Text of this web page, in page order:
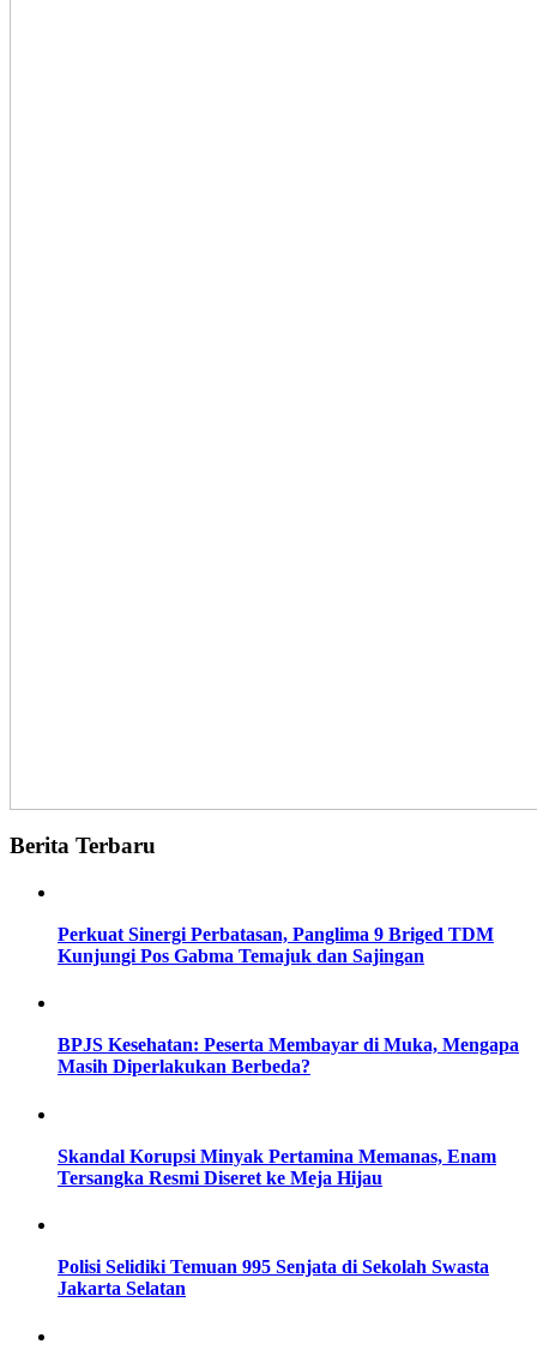
Berita Terbaru
Perkuat Sinergi Perbatasan, Panglima 9 Briged TDM
Kunjungi Pos Gabma Temajuk dan Sajingan
BPJS Kesehatan: Peserta Membayar di Muka, Mengapa
Masih Diperlakukan Berbeda?
Skandal Korupsi Minyak Pertamina Memanas, Enam
Tersangka Resmi Diseret ke Meja Hijau
Polisi Selidiki Temuan 995 Senjata di Sekolah Swasta
Jakarta Selatan